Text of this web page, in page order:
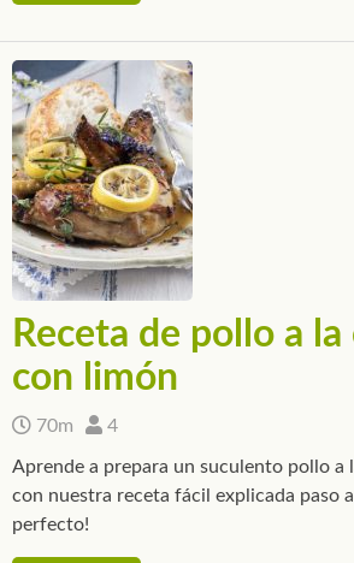
Receta de pollo a la
con limón
70m 4
Aprende a prepara un suculento pollo a
con nuestra receta fácil explicada paso
perfecto!